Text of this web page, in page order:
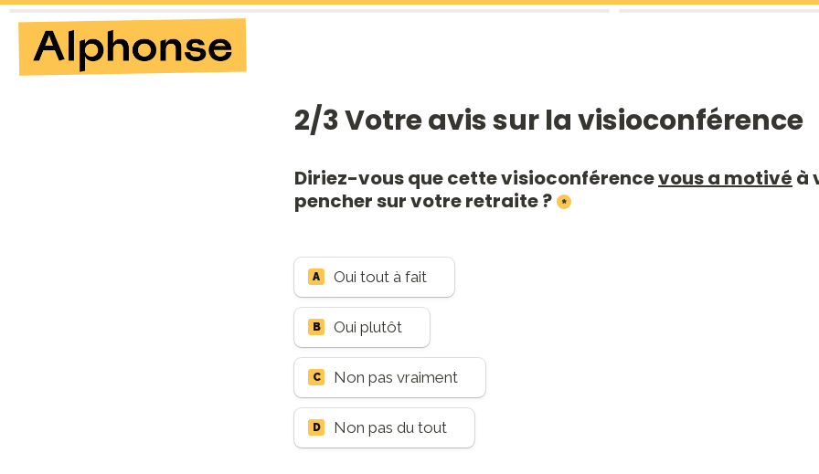
2/3 Votre avis sur la visioconférence
Diriez-vous que cette visioconférence vous a motivé à
pencher sur votre retraite ? *
A Oui tout à fait
B Oui plutôt
C Non pas vraiment
D Non pas du tout